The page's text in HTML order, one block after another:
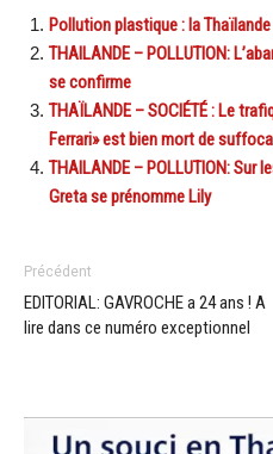
Pollution plastique : la
THAILANDE – POLLUTION:
se confirme
THAÏLANDE – SOCIÉTÉ : Le
Ferrari» est bien mort de
THAILANDE – POLLUTION: Sur
Greta se prénomme Lily
Précédent
EDITORIAL: GAVROCHE a 24 ans ! A
lire dans ce numéro exceptionnel